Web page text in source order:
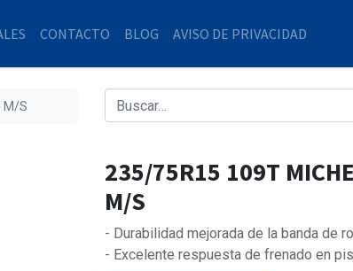
CONTACTO BLOG AVISO DE PRIVACIDAD
M/S
235/75R15 109T
M/S
- Durabilidad mejorada de la banda de
- Excelente respuesta de frenado en